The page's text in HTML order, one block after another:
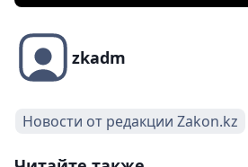
zkadm
Новости от редакции Zakon.kz